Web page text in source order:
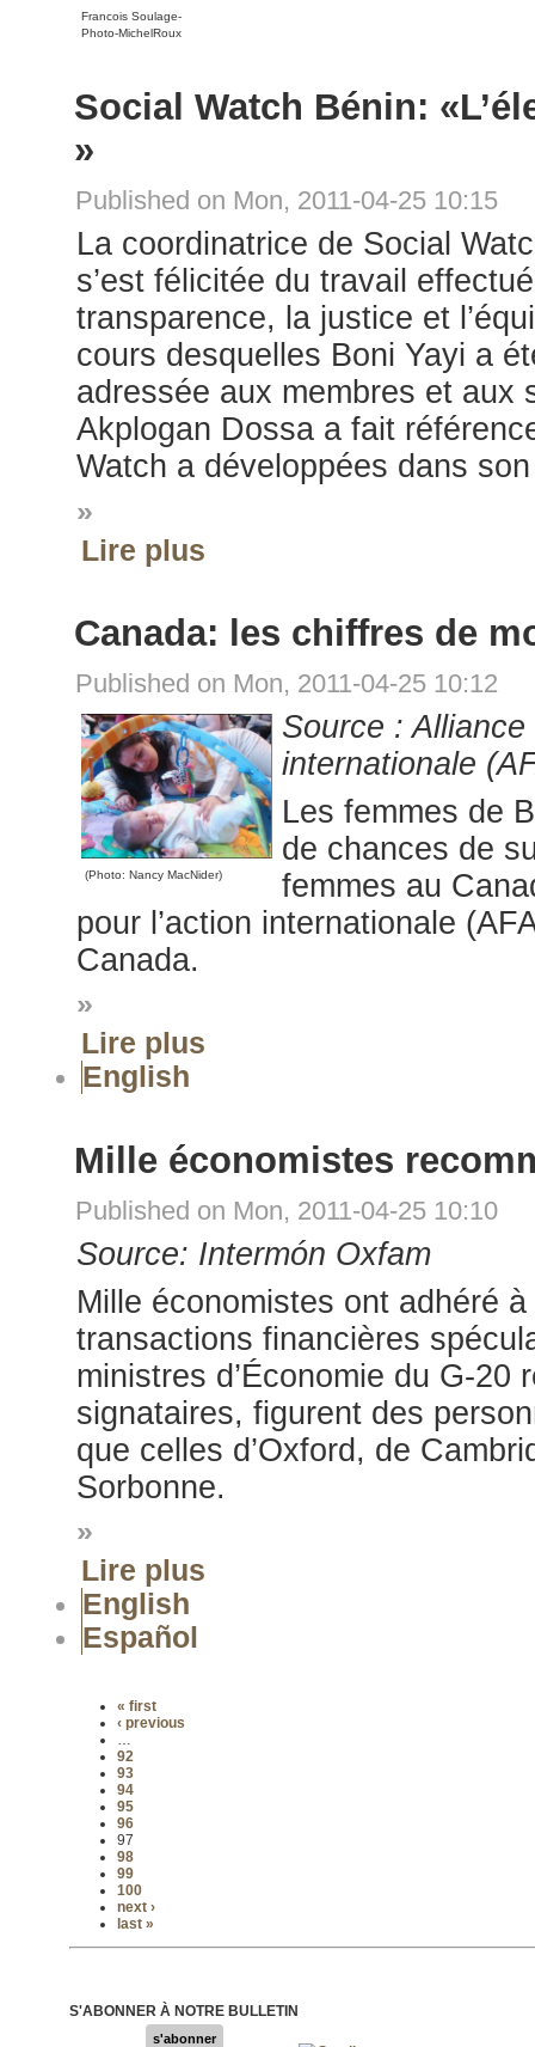
Francois Soulage-
Photo-MichelRoux
Social Watch Bénin:
»
Published on Mon, 2011-04-25 10:15
La coordinatrice de Social
s’est félicitée du travail
transparence, la justice et
cours desquelles Boni Yayi a
adressée aux membres et aux
Akplogan Dossa a fait
Watch a développées dans
»
Lire plus
Canada: les chiffres de
Published on Mon, 2011-04-25 10:12
(Photo: Nancy MacNider)
Source :
internationale
Les femmes de
de chances de
femmes au
pour l’action internationale
Canada.
»
Lire plus
English
Mille économistes
Published on Mon, 2011-04-25 10:10
Source: Intermón Oxfam
Mille économistes ont adhéré
transactions financières
ministres d’Économie du G-20
signataires, figurent des
que celles d’Oxford, de
Sorbonne.
»
Lire plus
English
Español
« first
‹ previous
92
93
94
95
96
97
98
99
100
next ›
last »
S'ABONNER À NOTRE BULLETIN
s'abonner